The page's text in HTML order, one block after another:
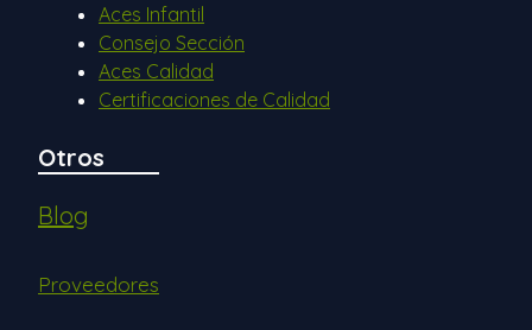
Aces Infantil
Consejo Sección
Aces Calidad
Certificaciones de Calidad
Otros
Blog
Proveedores